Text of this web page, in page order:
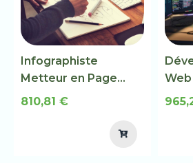
Infographiste
Metteur en Page
BC01
810,81 €